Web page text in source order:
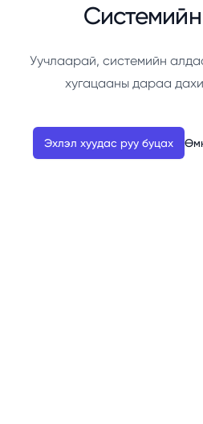
Уучлаарай, системийн
хугацааны дараа
Эхлэл хуудас руу буцах